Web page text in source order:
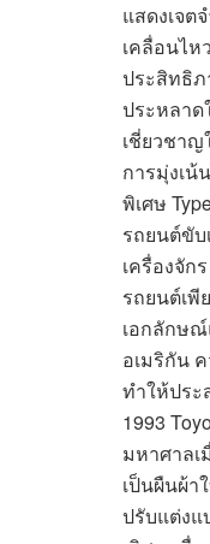
แสดงเจต
เคลื่อนไห
ประสิทธิภ
ประหลาด
เชี่ยวชาญ
การมุ่งเ
พิเศษ
รถยนต์ขับ
เครื่องจัก
รถยนต์เ
เอกลักษ
อเมริกัน
ทำให้ประ
1993
มหาศาล
เป็นผืนผ้
ปรับแต่งแ